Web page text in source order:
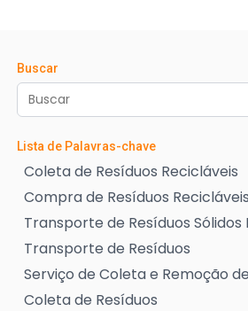
Buscar
Lista de Palavras-chave
Coleta de Resíduos Recicláveis
Compra de Resíduos Recicláveis
Transporte de Resíduos Sólidos
Transporte de Resíduos
Serviço de Coleta e Remoção
Coleta de Resíduos